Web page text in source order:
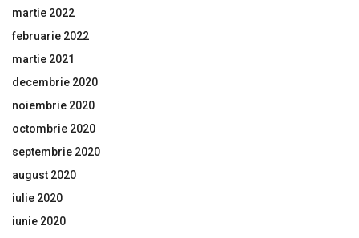
martie 2022
februarie 2022
martie 2021
decembrie 2020
noiembrie 2020
octombrie 2020
septembrie 2020
august 2020
iulie 2020
iunie 2020